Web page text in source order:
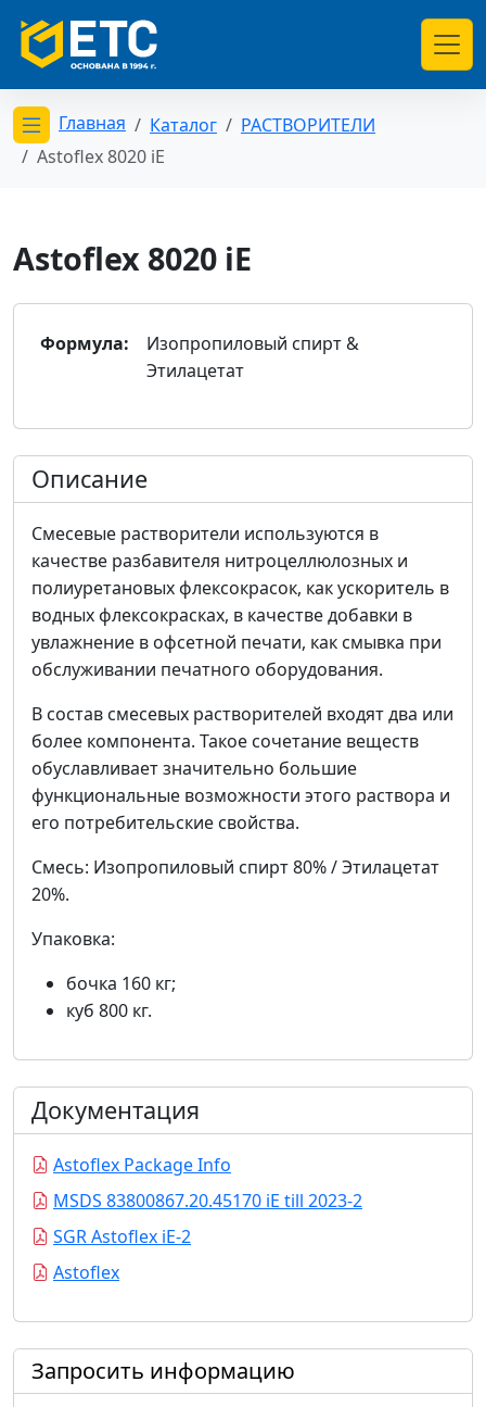
Открыть меню категорий
Главная Каталог
РАСТВОРИТЕЛИ
Astoflex 8020 iE
Astoflex 8020 iE
Формула:
Изопропиловый спирт &
Этилацетат
Описание
Смесевые растворители используются в
качестве разбавителя нитроцеллюлозных и
полиуретановых флексокрасок, как ускоритель в
водных флексокрасках, в качестве добавки в
увлажнение в офсетной печати, как смывка при
обслуживании печатного оборудования.
В состав смесевых растворителей входят два или
более компонента. Такое сочетание веществ
обуславливает значительно большие
функциональные возможности этого раствора и
его потребительские свойства.
Смесь: Изопропиловый спирт 80% / Этилацетат
20%.
Упаковка:
бочка 160 кг;
куб 800 кг.
Документация
Astoflex Package Info
MSDS 83800867.20.45170 iE till 2023-2
SGR Astoflex iE-2
Astoflex
Запросить информацию